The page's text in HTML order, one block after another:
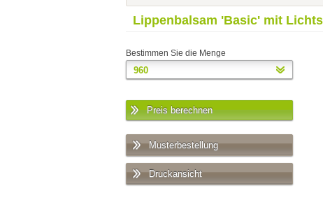
Lippenbalsam 'Basic' mit
Bestimmen Sie die Menge
Preis berechnen
Musterbestellung
Druckansicht